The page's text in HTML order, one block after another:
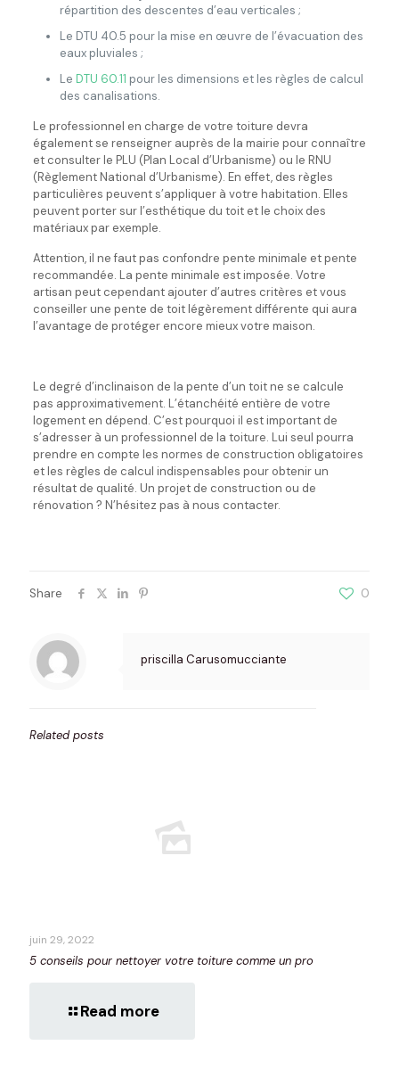
répartition des descentes d’eau verticales ;
Le DTU 40.5 pour la mise en œuvre de l’évacuation des
eaux pluviales ;
Le DTU 60.11 pour les dimensions et les règles de calcul
des canalisations.
Le professionnel en charge de votre toiture devra
également se renseigner auprès de la mairie pour connaître
et consulter le PLU (Plan Local d’Urbanisme) ou le RNU
(Règlement National d’Urbanisme). En effet, des règles
particulières peuvent s’appliquer à votre habitation. Elles
peuvent porter sur l’esthétique du toit et le choix des
matériaux par exemple.
Attention, il ne faut pas confondre pente minimale et pente
recommandée. La pente minimale est imposée. Votre
artisan peut cependant ajouter d’autres critères et vous
conseiller une pente de toit légèrement différente qui aura
l’avantage de protéger encore mieux votre maison.
Le degré d’inclinaison de la pente d’un toit ne se calcule
pas approximativement. L’étanchéité entière de votre
logement en dépend. C’est pourquoi il est important de
s’adresser à un professionnel de la toiture. Lui seul pourra
prendre en compte les normes de construction obligatoires
et les règles de calcul indispensables pour obtenir un
résultat de qualité. Un projet de construction ou de
rénovation ? N’hésitez pas à nous contacter.
Share 0
priscilla Carusomucciante
Related posts
juin 29, 2022
5 conseils pour nettoyer votre toiture comme un pro
Read more